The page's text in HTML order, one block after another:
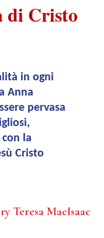
di Cristo
in ogni
Anna
pervasa
la
Cristo
Teresa MacIsaac